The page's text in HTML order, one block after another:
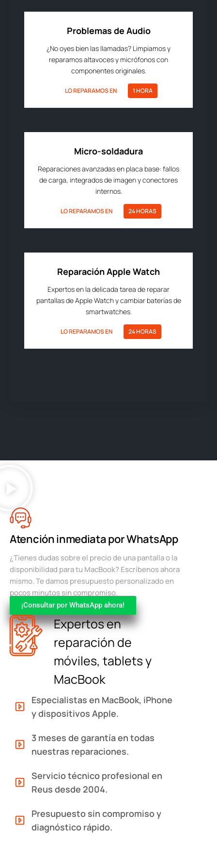
Problemas de Audio
¿No oyes bien las llamadas? Limpiamos y
reparamos altavoces y micrófonos con
componentes originales.
LO REPARAMOS EN 1 HORA
Micro-soldadura
Reparaciones avanzadas en placa base: fallos
de carga, integrados de imagen y conectores
internos.
LO REPARAMOS EN 24 HORAS
Reparación Apple Watch
Expertos en la delicada tarea de reparar
pantallas de Apple Watch y cambiar baterías de
smartwatches.
LO REPARAMOS EN 24 HORAS
Atención inmediata por WhatsApp
¿Tienes dudas sobre el precio de una pantalla o la
disponibilidad para tu MacBook? Escríbenos ahora
mismo. Te damos presupuesto personalizado en
pocos minutos sin compromiso.
¡Consultar por WhatsApp ahora!
Expertos en
reparación de
móviles, tablets y
MacBook
Especialistas en MacBook, iPhone
y dispositivos Apple.
3 meses de garantía en todas
nuestras reparaciones.
Servicio técnico profesional en
Reus desde 2004.
Presupuesto sin compromiso y
diagnóstico rápido.